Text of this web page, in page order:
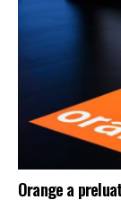
Orange a